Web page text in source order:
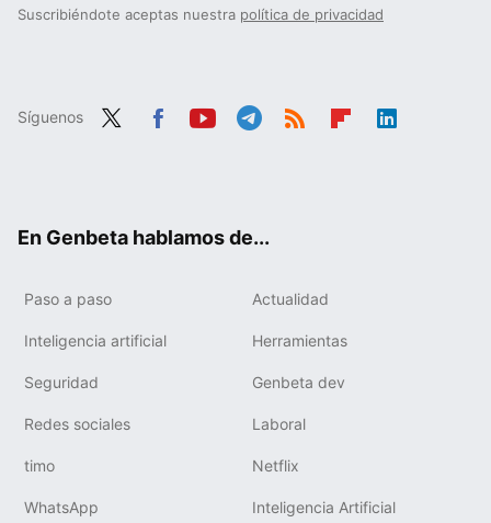
Suscribiéndote aceptas nuestra política de privacidad
Síguenos
En Genbeta hablamos de...
Paso a paso Actualidad
Inteligencia artificial Herramientas
Seguridad Genbeta dev
Redes sociales Laboral
timo Netflix
WhatsApp Inteligencia Artificial